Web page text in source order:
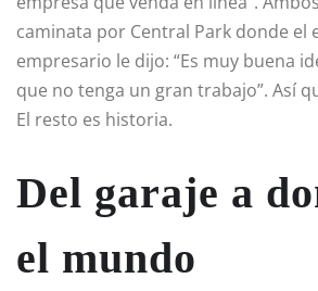
caminata por Central Park donde el
empresario le dijo: “Es muy buena
que no tenga un gran trabajo”. Así
El resto es historia.
Del garaje a
el mundo